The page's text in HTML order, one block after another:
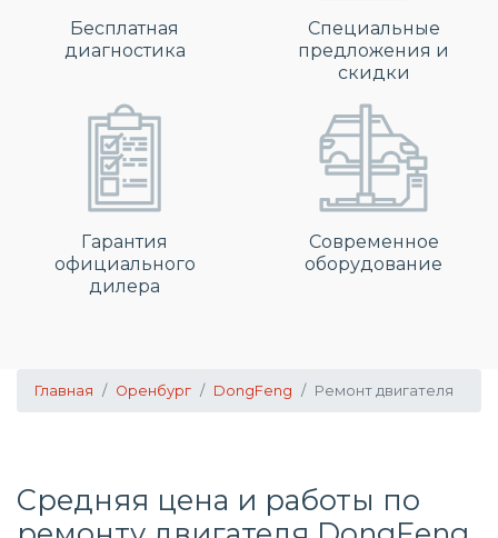
Бесплатная
диагностика
Специальные
предложения и
скидки
Гарантия
официального
дилера
Современное
оборудование
Главная Оренбург DongFeng Ремонт двигателя
Средняя цена и работы по